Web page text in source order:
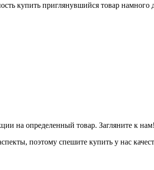
купить приглянувшийся товар
на определенный товар. Загляните к
поэтому спешите купить у нас